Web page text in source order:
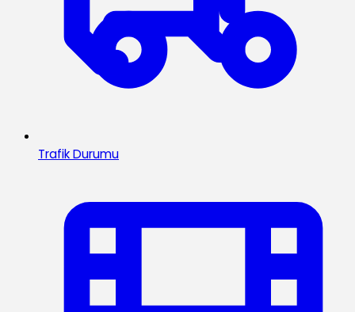
Trafik Durumu